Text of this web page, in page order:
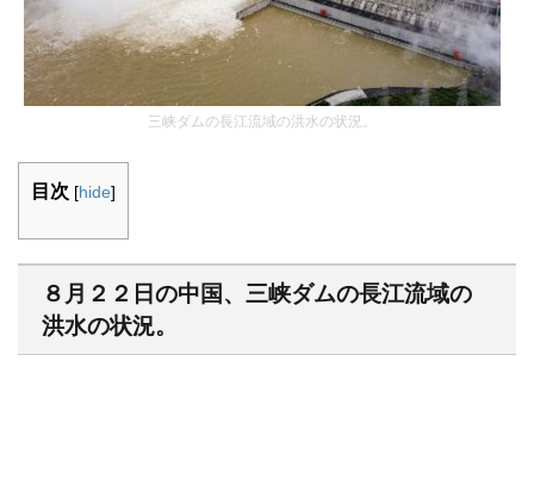
三峡ダムの長江流域の洪水の状況。
目次 [hide]
８月２２日の中国、三峡ダムの長江流域の
洪水の状況。